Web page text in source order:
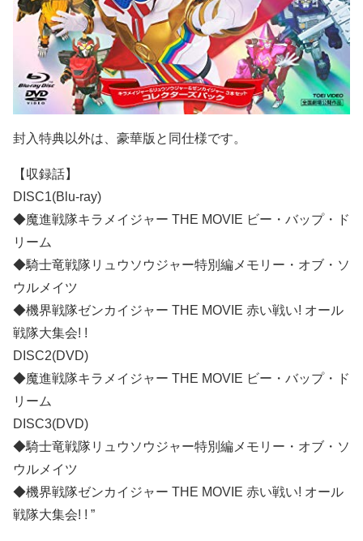
封入特典以外は、豪華版と同仕様です。
【収録話】
DISC1(Blu‐ray)
◆魔進戦隊キラメイジャー THE MOVIE ビー・バップ・ド
リーム
◆騎士竜戦隊リュウソウジャー特別編メモリー・オブ・ソ
ウルメイツ
◆機界戦隊ゼンカイジャー THE MOVIE 赤い戦い! オール
戦隊大集会! !
DISC2(DVD)
◆魔進戦隊キラメイジャー THE MOVIE ビー・バップ・ド
リーム
DISC3(DVD)
◆騎士竜戦隊リュウソウジャー特別編メモリー・オブ・ソ
ウルメイツ
◆機界戦隊ゼンカイジャー THE MOVIE 赤い戦い! オール
戦隊大集会! ! ”